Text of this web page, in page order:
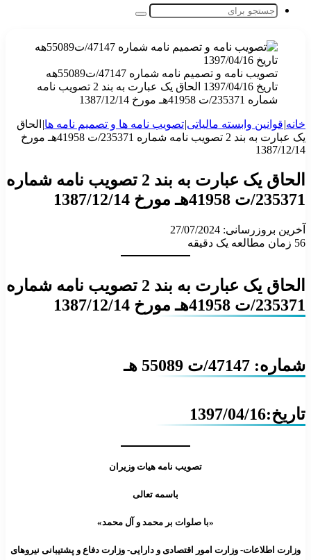
جستجو
تصویب نامه و تصمیم نامه شماره 47147/ت55089هه
تاریخ 1397/04/16 الحاق یک عبارت به بند 2 تصویب نامه
شماره 235371/ت 41958هـ مورخ 1387/12/14
خانه|قوانین وابسته مالیاتی|تصویب نامه ها و تصمیم نامه ها| الحاق
یک عبارت به بند 2 تصویب نامه شماره 235371/ت 41958هـ مورخ
1387/12/14
الحاق یک عبارت به بند 2 تصویب نامه شماره
235371/ت 41958هـ مورخ 1387/12/14
آخرین بروزرسانی: 27/07/2024
56 زمان مطالعه یک دقیقه
الحاق یک عبارت به بند
2 تصویب نامه شماره
235371/ت 41958هـ مورخ 1387/12/14
شماره: 47147/ت 55089 هـ
تاریخ:1397/04/16
تصویب نامه هیات وزیران
باسمه تعالی
«با صلوات بر محمد و آل محمد»
وزارت اطلاعات- وزارت امور اقتصادی و دارایی- وزارت دفاع و پشتیبانی نیروهای